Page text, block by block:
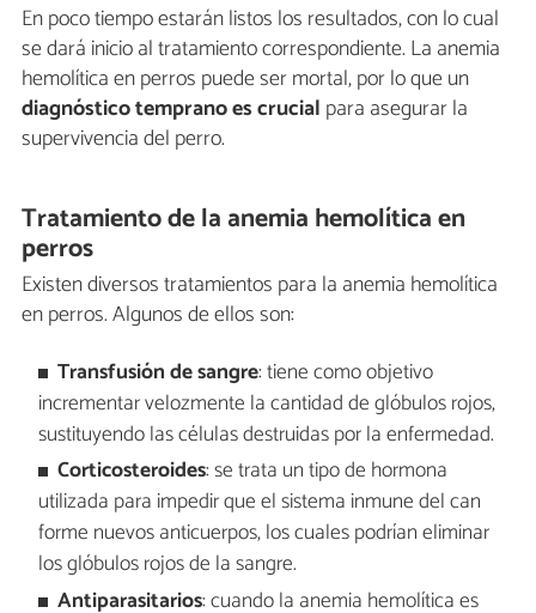
En poco tiempo estarán listos los resultados, con lo cual
se dará inicio al tratamiento correspondiente. La anemia
hemolítica en perros puede ser mortal, por lo que un
diagnóstico tempranoes crucial para asegurar la
supervivencia del perro.
Tratamiento de la anemia hemolítica en
perros
Existen diversos tratamientos para la anemia hemolítica
en perros. Algunos de ellos son:
Transfusión de sangre: tiene como objetivo
incrementar velozmente la cantidad de glóbulos rojos,
sustituyendo las células destruidas por la enfermedad.
Corticosteroides: se trata un tipo de hormona
utilizada para impedir que el sistema inmune del can
forme nuevos anticuerpos, los cuales podrían eliminar
los glóbulos rojos de la sangre.
Antiparasitarios: cuando la anemia hemolítica es